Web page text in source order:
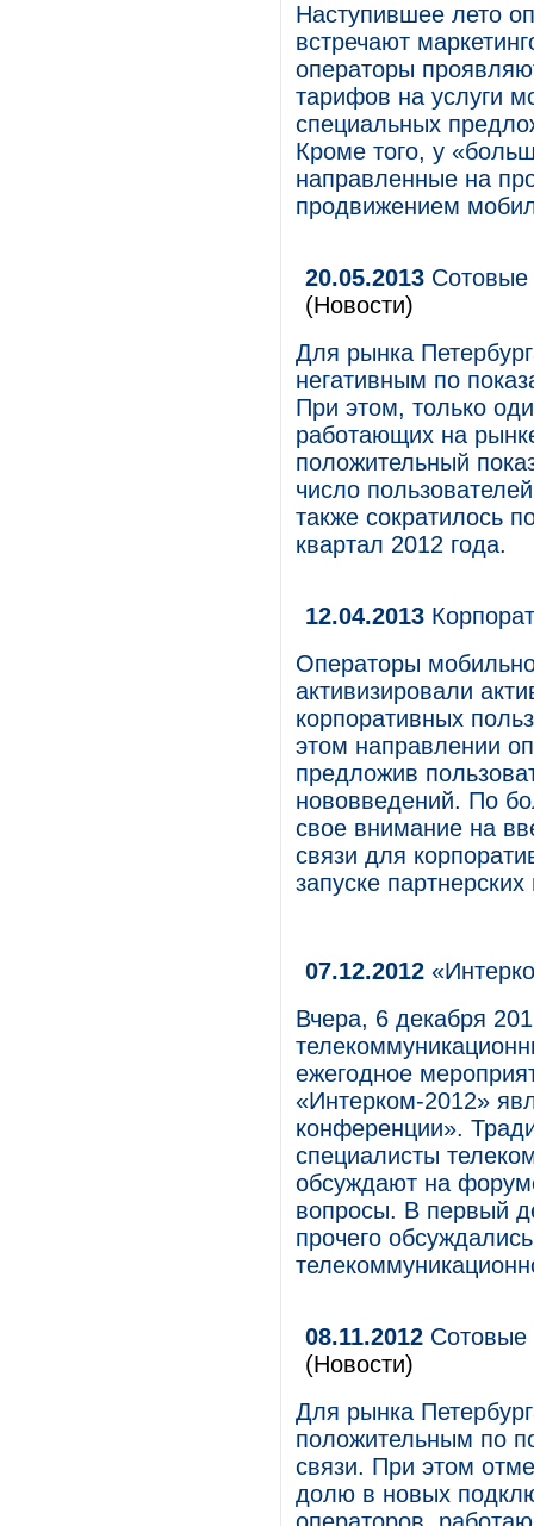
Наступившее лето
встречают
операторы
тарифов на услуги
специальных
Кроме того, у
направленные на
продвижением
20.05.2013 Сотовые
(Новости)
Для рынка
негативным по
При этом, только
работающих на
положительный
число
также сократилось
квартал 2012 года.
12.04.2013
Операторы
активизировали
корпоративных
этом направлении
предложив
нововведений. По
свое внимание на
связи для
запуске
07.12.2012
Вчера, 6 декабря
ежегодное
«Интерком-2012»
конференции».
специалисты
обсуждают на
вопросы. В первый
прочего
08.11.2012 Сотовые
(Новости)
Для рынка
положительным по
связи. При этом
долю в новых